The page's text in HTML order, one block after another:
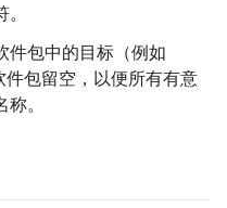
件包中的目标（例如
件包留空，以便所有有意
。